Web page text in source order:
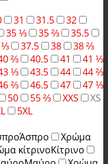
31 31.5
32
35 ⅓ 35 ⅔
35.5
⅓ 37.5 38
38 ⅔
⅔ 40.5 41
41 ⅓
⅓ 43.5 44
44 ⅔
⅔ 46.5 47
47 ⅓
50 55 ⅔ XXS
XS
5XL
Άσπρο
Χρώμα
κίτρινοΚίτρινο